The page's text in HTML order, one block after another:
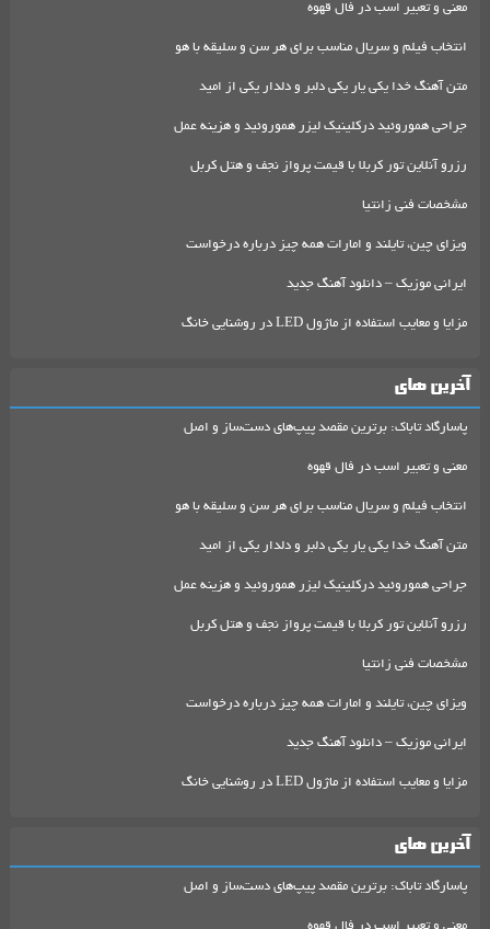
معنی و تعبیر اسب در فال قهوه
انتخاب فیلم و سریال مناسب برای هر سن و سلیقه با هو
متن آهنگ خدا یکی یار یکی دلبر و دلدار یکی از امید
جراحی هموروئید درکلینیک لیزر هموروئید و هزینه عمل
رزرو آنلاین تور کربلا با قیمت پرواز نجف و هتل کربل
مشخصات فنی زانتیا
ویزای چین، تایلند و امارات همه چیز درباره درخواست
ایرانی موزیک – دانلود آهنگ جدید
مزایا و معایب استفاده از ماژول LED در روشنایی خانگ
آخرین های
پاسارگاد تاباک: برترین مقصد پیپ‌های دست‌ساز و اصل
معنی و تعبیر اسب در فال قهوه
انتخاب فیلم و سریال مناسب برای هر سن و سلیقه با هو
متن آهنگ خدا یکی یار یکی دلبر و دلدار یکی از امید
جراحی هموروئید درکلینیک لیزر هموروئید و هزینه عمل
رزرو آنلاین تور کربلا با قیمت پرواز نجف و هتل کربل
مشخصات فنی زانتیا
ویزای چین، تایلند و امارات همه چیز درباره درخواست
ایرانی موزیک – دانلود آهنگ جدید
مزایا و معایب استفاده از ماژول LED در روشنایی خانگ
آخرین های
پاسارگاد تاباک: برترین مقصد پیپ‌های دست‌ساز و اصل